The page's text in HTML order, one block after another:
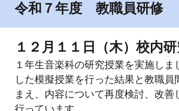
令和７年度 教職員研修
１２ 月 １１ 日（木）校内
１年生音楽科の研究授業を実施しま
した模擬授業を行った結果と教職員
まえ 、内容について再度検討、改善
行っています。